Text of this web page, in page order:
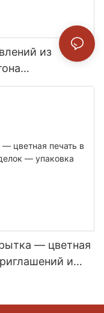
из
цветная
— цветная
и